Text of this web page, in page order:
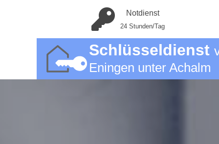
Notdienst
24 Stunden/Tag
Schlüsseldienst
Eningen unter Achalm